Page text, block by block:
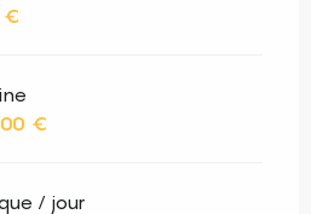
€
€
/ jour